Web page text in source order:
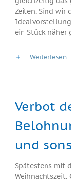
Zeiten. Sind wir
ein Stück näher
Weiterlesen
Verbot
und
Spätestens mit
Weihnachtszeit.